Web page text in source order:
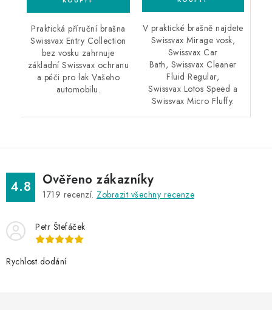
Praktická příruční brašna
Swissvax Entry Collection
bez vosku zahrnuje
základní Swissvax ochranu
a péči pro lak Vašeho
automobilu.
V praktické brašně najdete
Swissvax Mirage vosk,
Swissvax Car
Bath, Swissvax Cleaner
Fluid Regular,
Swissvax Lotos Speed a
Swissvax Micro Fluffy.
4.8 Ověřeno zákazníky
1719 recenzí. Zobrazit všechny recenze
Petr Štefáček
Rychlost dodání